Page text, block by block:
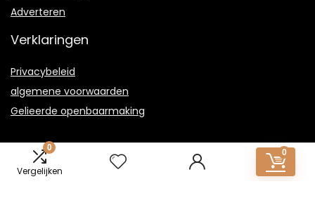
0
Vergelijken
0
Adverteren
Verklaringen
Privacybeleid
algemene voorwaarden
Gelieerde openbaarmaking